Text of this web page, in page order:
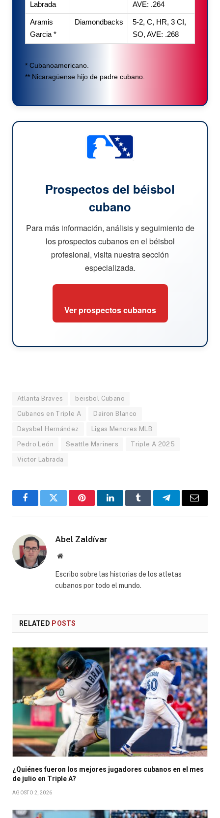
Labrada
AVE: .264
Aramis
Garcia *
Diamondbacks
5-2, C, HR, 3 CI,
SO, AVE: .268
* Cubanoamericano.
** Nicaragüense hijo de padre cubano.
Prospectos del béisbol
cubano
Para más información, análisis y seguimiento de
los prospectos cubanos en el béisbol
profesional, visita nuestra sección
especializada.
Ver prospectos cubanos
Atlanta Braves beisbol Cubano
Cubanos en Triple A Dairon Blanco
Daysbel Hernández Ligas Menores MLB
Pedro León Seattle Mariners Triple A 2025
Victor Labrada
FacebookTwitter PinterestLinkedInTumblr TelegramEmail
Abel Zaldívar
Website
Escribo sobre las historias de los atletas
cubanos por todo el mundo.
RELATED POSTS
¿Quiénes fueron los mejores jugadores cubanos en el mes
de julio en Triple A?
AGOSTO 2, 2026